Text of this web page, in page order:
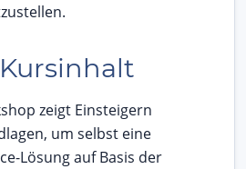
zeigt Einsteigern
um selbst eine
Lösung auf Basis der